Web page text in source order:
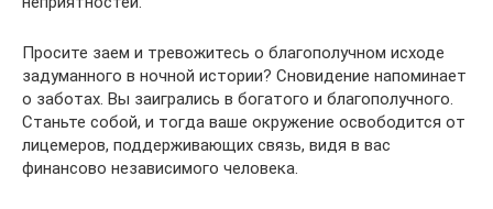
Просите заем и тревожитесь о благополучном исходе
задуманного в ночной истории? Сновидение напоминает
о заботах. Вы заигрались в богатого и благополучного.
Станьте собой, и тогда ваше окружение освободится от
лицемеров, поддерживающих связь, видя в вас
финансово независимого человека.